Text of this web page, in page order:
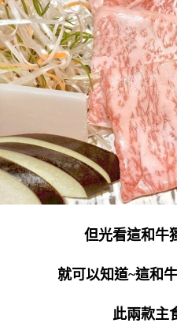
但光看這和牛
就可以知道~這和
此兩款主